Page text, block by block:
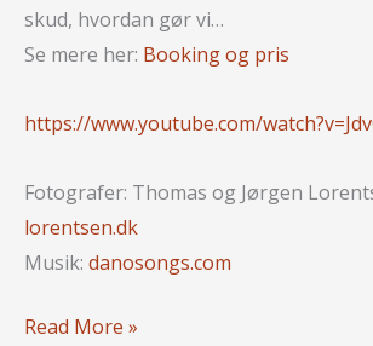
skud, hvordan gør vi…
Se mere her: Booking og pris
https://www.youtube.com/
Fotografer: Thomas og Jørgen
lorentsen.dk
Musik: danosongs.com
YouTube
Read More »